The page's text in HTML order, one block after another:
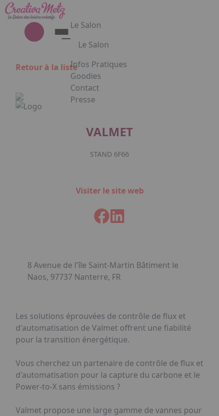
Aller au contenu principal
Le Salon
Le Salon
Découvrez le Salon Creativa
Découvrez le Salon Gourmet - Chocolat
Creativa et Gourmet Chocolat en
images
Infos Pratiques
Goodies
Contact
Presse
Retour à la liste
VALMET
STAND 6F66
Visiter le site web
8 Avenue de l'île Saint-Martin Bâtiment le
Naos, 97737 Nanterre, FR
Les solutions éprouvées de contrôle de flux et
d'automatisation de Valmet offrent une fiabilité
pour la transition énergétique.
Vous cherchez un partenaire de contrôle de flux et
d'automatisation pour la capture du carbone et le
Power-to-X sans émissions ?
Valmet propose une large gamme de vannes pour
Panneau de gestion des cookies